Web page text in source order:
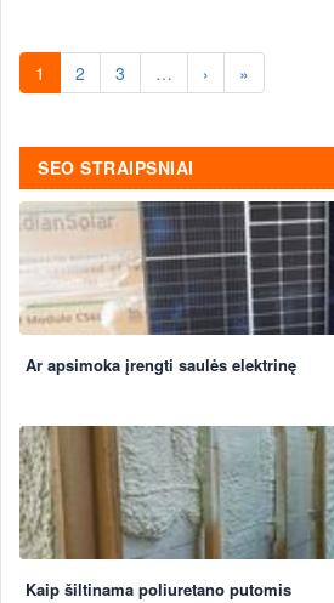
1 2 3 … › »
SEO STRAIPSNIAI
Ar apsimoka įrengti saulės elektrinę
Kaip šiltinama poliuretano putomis